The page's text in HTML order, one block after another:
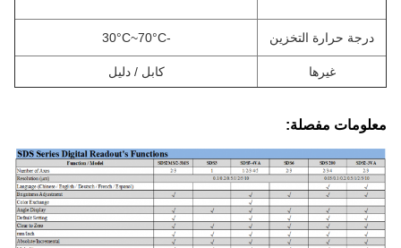
درجة حرارة التخزين -30°C~70°C
غيرها كابل / دليل
معلومات مفصلة: